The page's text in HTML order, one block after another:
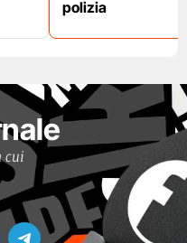
polizia
cui